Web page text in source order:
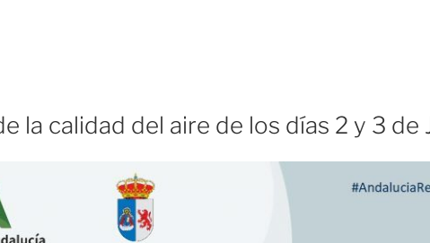
la calidad del aire de los días 2 y 3 de